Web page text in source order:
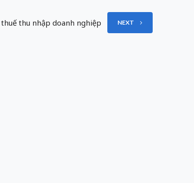
thu nhập doanh nghiệp NEXT